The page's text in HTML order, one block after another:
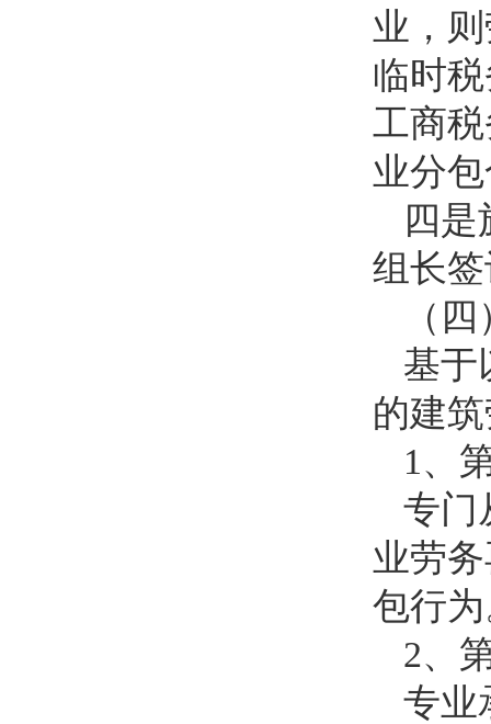
业，
临时
工商
业分
四
组长
（
基于
的建
1、
专门
业劳
包行
2、
专业